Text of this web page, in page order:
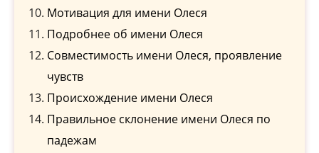
Мотивация для имени Олеся
Подробнее об имени Олеся
Совместимость имени Олеся, проявление
чувств
Происхождение имени Олеся
Правильное склонение имени Олеся по
падежам